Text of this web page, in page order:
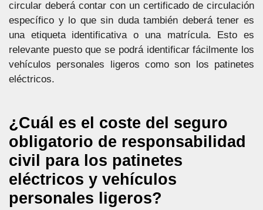
circular deberá contar con un certificado de circulación
específico y lo que sin duda también deberá tener es
una etiqueta identificativa o una matrícula. Esto es
relevante puesto que se podrá identificar fácilmente los
vehículos personales ligeros como son los patinetes
eléctricos.
¿Cuál es el coste del seguro
obligatorio de responsabilidad
civil para los patinetes
eléctricos y vehículos
personales ligeros?